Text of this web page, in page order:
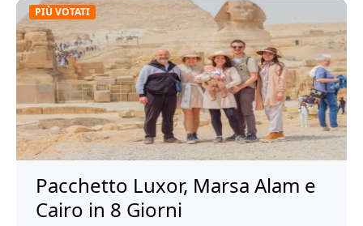
PIÙ VOTATI
Pacchetto Luxor, Marsa Alam e
Cairo in 8 Giorni